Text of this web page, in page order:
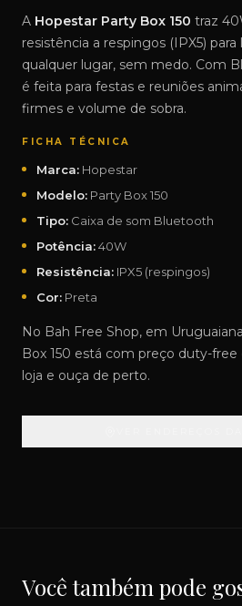
A Hopestar Party Box 150 traz
resistência a respingos (IPX5)
qualquer lugar, sem medo. Com
é feita para festas e reuniões
firmes e volume de sobra.
FICHA TÉCNICA
Marca: Hopestar
Modelo: Party Box 150
Tipo: Caixa de som Bluetooth
Potência:40W
Resistência: IPX5 (respingos)
Cor: Preta
No Bah Free Shop, em
Box 150 está com preço duty-free
loja e ouça de perto.
Você também pode